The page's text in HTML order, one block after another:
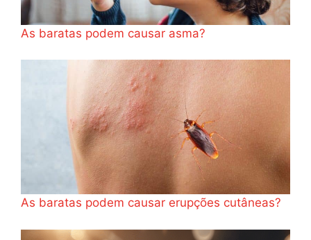
As baratas podem causar asma?
As baratas podem causar erupções cutâneas?